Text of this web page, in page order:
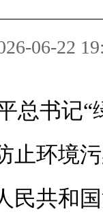
06-22
总书记
止环境
民共和